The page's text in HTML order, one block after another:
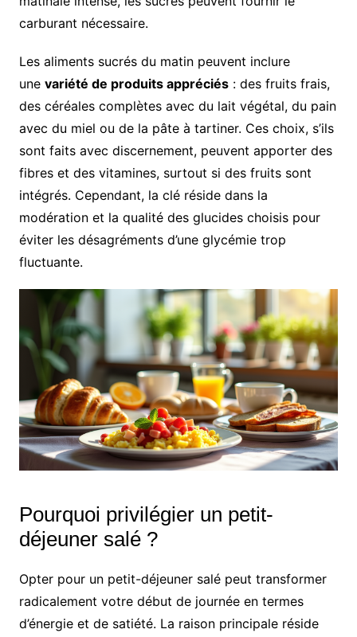
carburant nécessaire.
Les aliments sucrés du matin peuvent inclure
une variété de produits appréciés: des fruits frais,
des céréales complètes avec du lait végétal, du pain
avec du miel ou de la pâte à tartiner. Ces choix, s’ils
sont faits avec discernement, peuvent apporter des
fibres et des vitamines, surtout si des fruits sont
intégrés. Cependant, la clé réside dans la
modération et la qualité des glucides choisis pour
éviter les désagréments d’une glycémie trop
fluctuante.
Pourquoi privilégier un petit-
déjeuner salé ?
Opter pour un petit-déjeuner salé peut transformer
radicalement votre début de journée en termes
d’énergie et de satiété. La raison principale réside